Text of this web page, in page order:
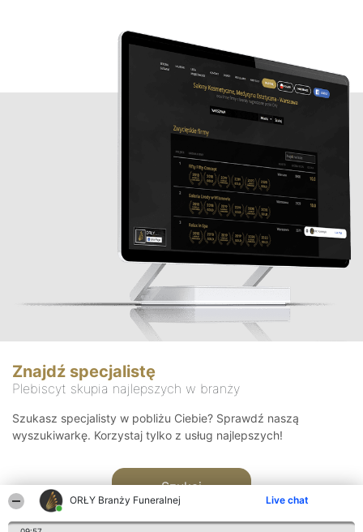
ORŁY Branży Funeralnej Live chat
Znajdź specjalistę
Plebiscyt skupia najlepszych w branży
Szukasz specjalisty w pobliżu Ciebie? Sprawdź naszą
wyszukiwarkę. Korzystaj tylko z usług najlepszych!
Szukaj